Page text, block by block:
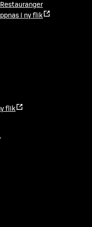
Restauranger
i ny flik
flik